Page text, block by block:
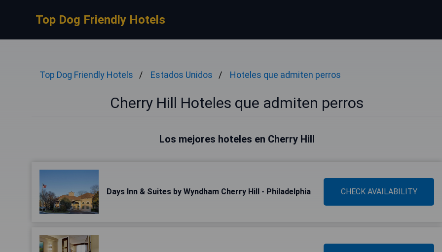
Top Dog Friendly Hotels
Top Dog Friendly Hotels Estados Unidos Hoteles que admiten perros
Cherry Hill Hoteles que admiten perros
Los mejores hoteles en Cherry Hill
Days Inn & Suites by Wyndham Cherry Hill - Philadelphia CHECK AVAILABILITY